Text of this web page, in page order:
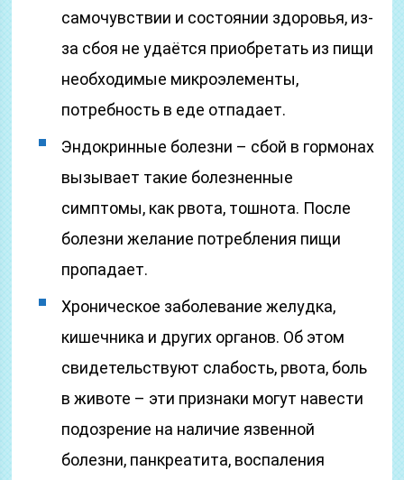
самочувствии и состоянии здоровья, из-
за сбоя не удаётся приобретать из пищи
необходимые микроэлементы,
потребность в еде отпадает.
Эндокринные болезни – сбой в гормонах
вызывает такие болезненные
симптомы, как рвота, тошнота. После
болезни желание потребления пищи
пропадает.
Хроническое заболевание желудка,
кишечника и других органов. Об этом
свидетельствуют слабость, рвота, боль
в животе – эти признаки могут навести
подозрение на наличие язвенной
болезни, панкреатита, воспаления